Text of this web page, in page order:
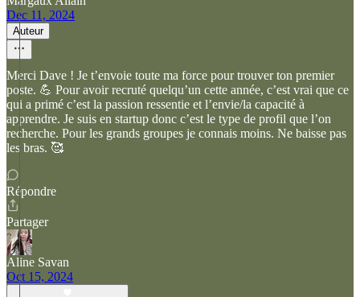
Dec 11, 2024
Auteur
Merci Dave ! Je t’envoie toute ma force pour trouver ton premier
poste. 💪 Pour avoir recruté quelqu’un cette année, c’est vrai que ce
qui a primé c’est la passion ressentie et l’envie/la capacité à
apprendre. Je suis en startup donc c’est le type de profil que l’on
recherche. Pour les grands groupes je connais moins. Ne baisse pas
les bras. 🥰
Répondre
Partager
Aline Savan
Oct 15, 2024